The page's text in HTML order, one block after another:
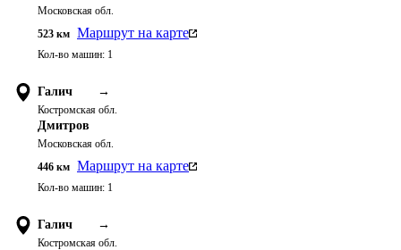
Московская обл.
523 км Маршрут на карте
Кол-во машин: 1
Галич →
Костромская обл.
Дмитров
Московская обл.
446 км Маршрут на карте
Кол-во машин: 1
Галич →
Костромская обл.